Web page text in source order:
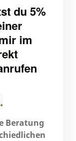
du 5%
im
Beratung